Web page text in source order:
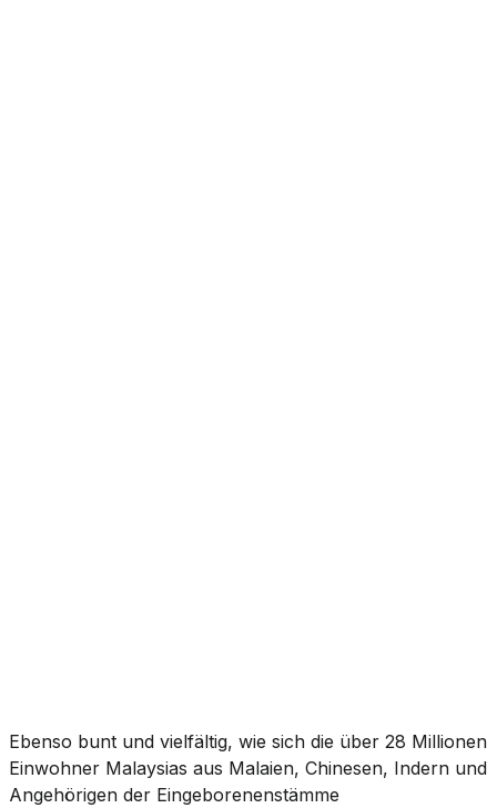
Ebenso bunt und vielfältig, wie sich die über 28 Millionen
Einwohner Malaysias aus Malaien, Chinesen, Indern und
Angehörigen der Eingeborenenstämme